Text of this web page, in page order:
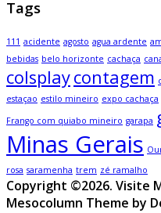
Tags
111 acidente agosto agua ardente
bebidas belo horizonte cachaça
colsplaycontagem
estaçao estilo mineiro expo cachaça
Frango com quiabo mineiro garapa
Minas Gerais
rosa saramenha trem zé ramalho
Copyright ©2026. Visite
Mesocolumn Theme by